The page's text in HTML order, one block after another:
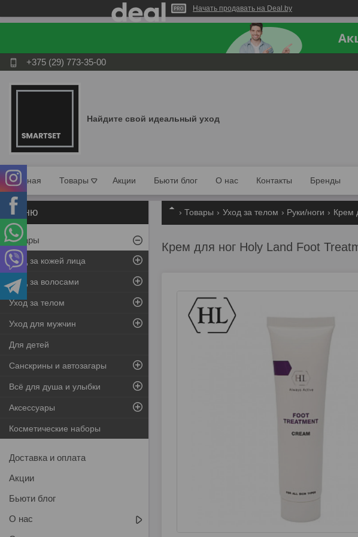
Начать продавать на Deal.by
+375 (29) 773-35-00
Найдите свой идеальный уход
Главная Товары Акции Бьюти блог О нас Контакты Бренды
Товары Уход за телом Руки/ноги Крем
Крем для ног Holy Land Foot
Товары
Уход за кожей лица
Уход за волосами
Уход за телом
Уход для мужчин
Для детей
Санскрины и автозагары
Всё для душа и улыбки
Аксессуары
Косметические наборы
Доставка и оплата
Акции
Бьюти блог
О нас